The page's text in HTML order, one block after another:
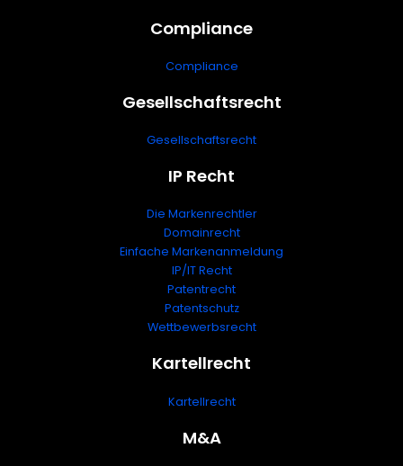
Compliance
Compliance
Gesellschaftsrecht
Gesellschaftsrecht
IP Recht
Die Markenrechtler
Domainrecht
Einfache Markenanmeldung
IP/IT Recht
Patentrecht
Patentschutz
Wettbewerbsrecht
Kartellrecht
Kartellrecht
M&A